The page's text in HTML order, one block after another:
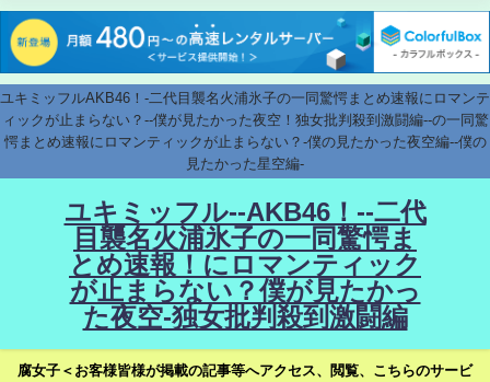
ユキミッフルAKB46！-二代目襲名火浦氷子の一同驚愕まとめ速報にロマンテ
ィックが止まらない？--僕が見たかった夜空！独女批判殺到激闘編--の一同驚
愕まとめ速報にロマンティックが止まらない？-僕の見たかった夜空編--僕の
見たかった星空編-
ユキミッフル--AKB46！--二代
目襲名火浦氷子の一同驚愕ま
とめ速報！にロマンティック
が止まらない？僕が見たかっ
た夜空-独女批判殺到激闘編
腐女子＜お客様皆様が掲載の記事等へアクセス、閲覧、こちらのサービ